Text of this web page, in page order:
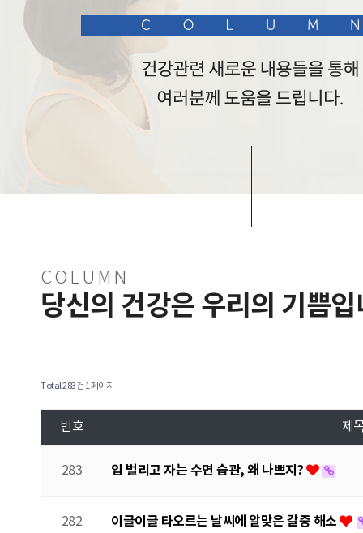
COLUMN
당신의 건강은 우리의 기쁨
Total 283건 1 페이지
번호 제
283 입 벌리고 자는 수면 습관, 왜 나쁘지?
282 이글이글 타오르는 날씨에 알맞은 갈증 해소